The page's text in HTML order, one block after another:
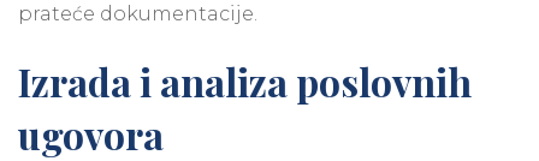
prateće dokumentacije.
Izrada i analiza poslovnih
ugovora